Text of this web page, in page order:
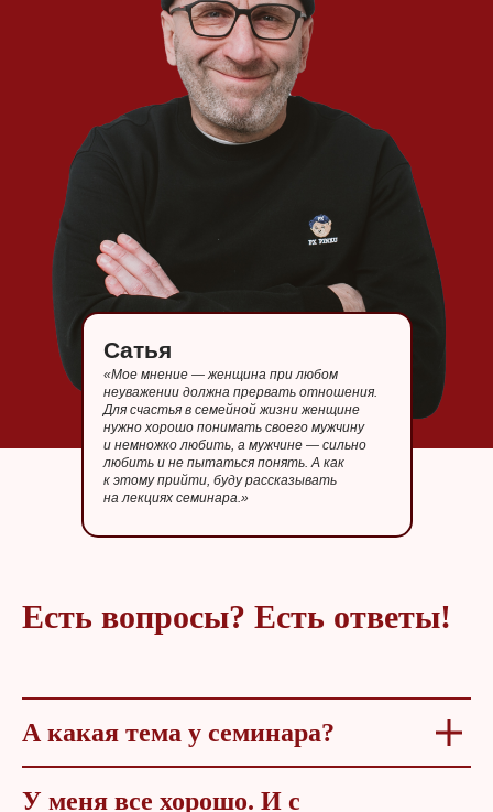
«Мое мнение — женщина при любом
неуважении должна прервать отношения.
Для счастья в семейной жизни женщине
нужно хорошо понимать своего мужчину
и немножко любить, а мужчине — сильно
любить и не пытаться понять. А как
к этому прийти, буду рассказывать
на лекциях семинара.»
Сатья
Есть вопросы? Есть ответы!
А какая тема у семинара?
У меня все хорошо. И с